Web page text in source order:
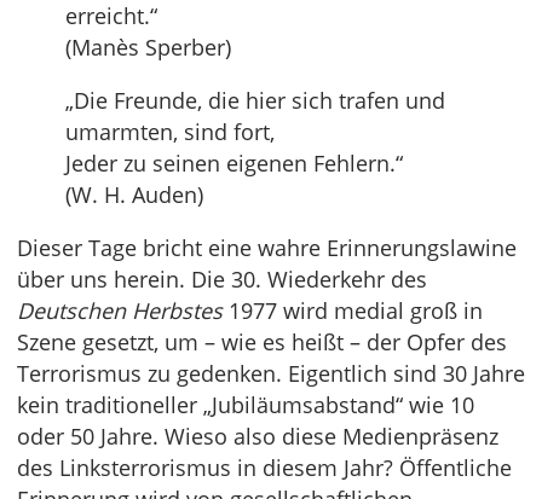
erreicht.“
(Manès Sperber)
„Die Freunde, die hier sich trafen und
umarmten, sind fort,
Jeder zu seinen eigenen Fehlern.“
(W. H. Auden)
Dieser Tage bricht eine wahre Erinnerungslawine
über uns herein. Die 30. Wiederkehr des
Deutschen Herbstes1977 wird medial groß in
Szene gesetzt, um – wie es heißt – der Opfer des
Terrorismus zu gedenken. Eigentlich sind 30 Jahre
kein traditioneller „Jubiläumsabstand“ wie 10
oder 50 Jahre. Wieso also diese Medienpräsenz
des Linksterrorismus in diesem Jahr? Öffentliche